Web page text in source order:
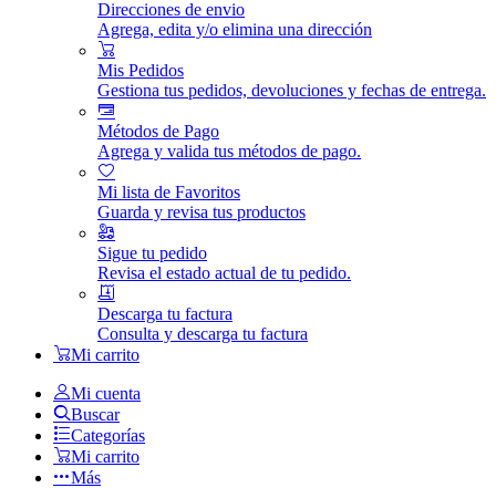
Direcciones de envio
Agrega, edita y/o elimina una dirección
Mis Pedidos
Gestiona tus pedidos, devoluciones y fechas de entrega.
Métodos de Pago
Agrega y valida tus métodos de pago.
Mi lista de Favoritos
Guarda y revisa tus productos
Sigue tu pedido
Revisa el estado actual de tu pedido.
Descarga tu factura
Consulta y descarga tu factura
Mi carrito
Mi cuenta
Buscar
Categorías
Mi carrito
Más